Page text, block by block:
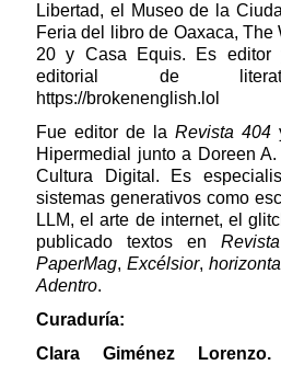
Libertad, el Museo de la
Feria del libro de Oaxaca,
20 y Casa Equis. Es editor
editorial de
https://brokenenglish.lol
Fue editor de la Revista 404
Hipermedial junto a Doreen
Cultura Digital. Es
sistemas generativos como
LLM, el arte de internet, el
publicado textos en
PaperMag, Excélsior,
Adentro.
Curaduría:
Clara Giménez